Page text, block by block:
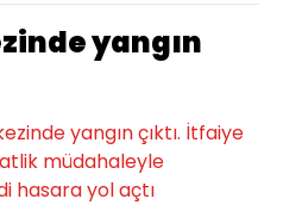
yangın
yangın çıktı. İtfaiye
müdahaleyle
hasara yol açtı